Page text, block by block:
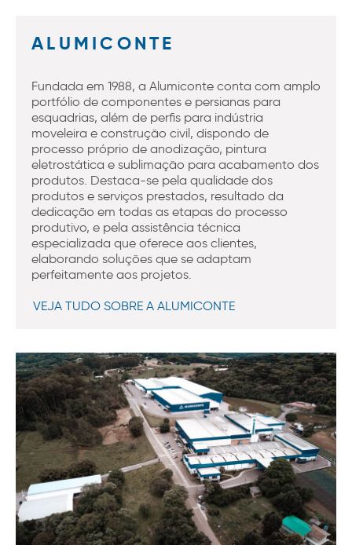
ALUMICONTE
Fundada em 1988, a Alumiconte conta com amplo
portfólio de componentes e persianas para
esquadrias, além de perfis para indústria
moveleira e construção civil, dispondo de
processo próprio de anodização, pintura
eletrostática e sublimação para acabamento dos
produtos. Destaca-se pela qualidade dos
produtos e serviços prestados, resultado da
dedicação em todas as etapas do processo
produtivo, e pela assistência técnica
especializada que oferece aos clientes,
elaborando soluções que se adaptam
perfeitamente aos projetos.
VEJA TUDO SOBRE A ALUMICONTE